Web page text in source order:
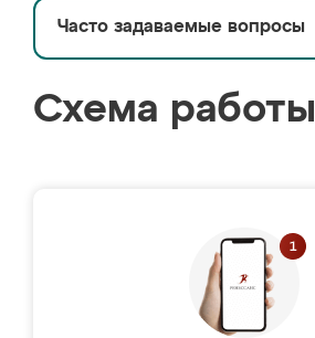
Часто задаваемые вопросы
Схема работы